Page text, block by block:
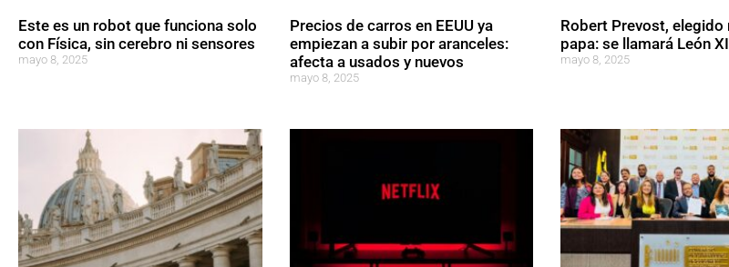
Este es un robot que funciona solo
con Física, sin cerebro ni sensores
mayo 8, 2025
Precios de carros en EEUU ya
empiezan a subir por aranceles:
afecta a usados y nuevos
mayo 8, 2025
Robert Prevost, elegido
papa: se llamará León
mayo 8, 2025